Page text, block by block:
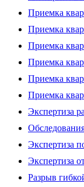
Приемка
Приемка
Приемка
Приемка
Приемка
Приемка
Экспертиза
Экспертиза
Экспертиза
Разрыв